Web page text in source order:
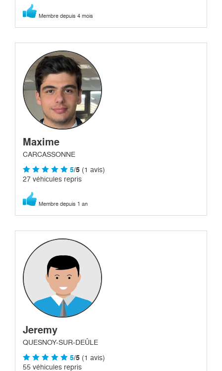
Membre depuis 4 mois
Maxime
CARCASSONNE
5/5 (1 avis)
27 véhicules repris
Membre depuis 1 an
Jeremy
QUESNOY-SUR-DEÛLE
5/5 (1 avis)
55 véhicules repris